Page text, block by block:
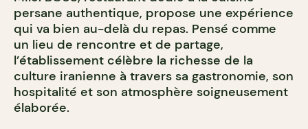
persane authentique, propose une expérience
qui va bien au-delà du repas. Pensé comme
un lieu de rencontre et de partage,
l’établissement célèbre la richesse de la
culture iranienne à travers sa gastronomie, son
hospitalité et son atmosphère soigneusement
élaborée.